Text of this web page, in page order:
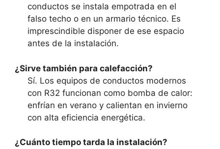
conductos se instala empotrada en el
falso techo o en un armario técnico. Es
imprescindible disponer de ese espacio
antes de la instalación.
¿Sirve también para calefacción?
Sí. Los equipos de conductos modernos
con R32 funcionan como bomba de calor:
enfrían en verano y calientan en invierno
con alta eficiencia energética.
¿Cuánto tiempo tarda la instalación?